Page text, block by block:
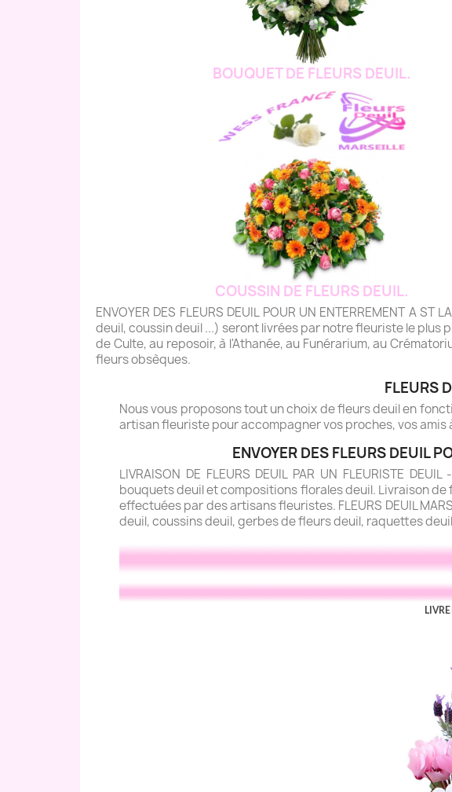
BOUQUET DE FLEURS DEUIL.
COUSSIN DE FLEURS DEUIL.
ENVOYER DES FLEURS DEUIL POUR UN ENTERREMENT A
deuil, coussin deuil ...) seront livrées par notre fleuriste le plus
de Culte, au reposoir, à l'Athanée, au Funérarium, au
fleurs obsèques.
FLEURS
Nous vous proposons tout un choix de fleurs deuil en
artisan fleuriste pour accompagner vos proches, vos amis
ENVOYER DES FLEURS DEUIL
LIVRAISON DE FLEURS DEUIL PAR UN FLEURISTE
bouquets deuil et compositions florales deuil. Livraison
effectuées par des artisans fleuristes. FLEURS DEUIL
deuil, coussins deuil, gerbes de fleurs deuil, raquettes